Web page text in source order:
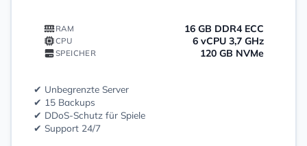
RAM 16 GB DDR4 ECC
CPU 6 vCPU 3,7 GHz
SPEICHER 120 GB NVMe
✔ Unbegrenzte Server
✔ 15 Backups
✔ DDoS-Schutz für Spiele
✔ Support 24/7